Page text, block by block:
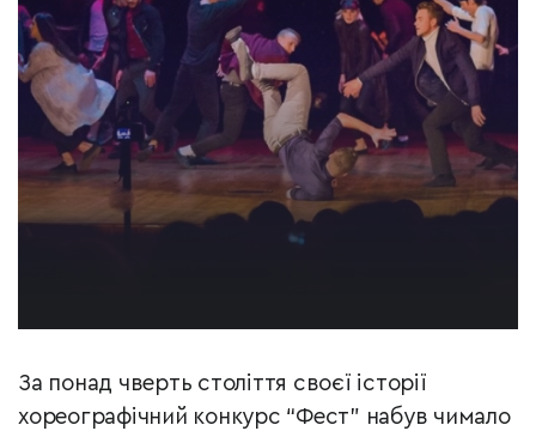
За понад чверть століття своєї історії
хореографічний конкурс “Фест” набув чимало